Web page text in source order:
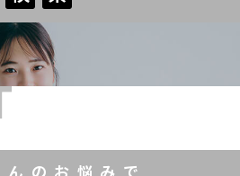
検 索
んのお悩みで